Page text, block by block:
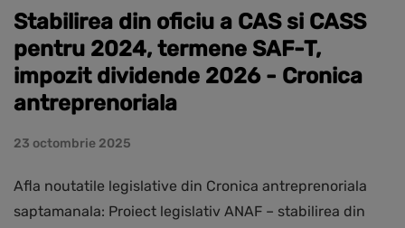
Stabilirea din oficiu a CAS si CASS
pentru 2024, termene SAF-T,
impozit dividende 2026 - Cronica
antreprenoriala
23 octombrie 2025
Afla noutatile legislative din Cronica antreprenoriala
saptamanala: Proiect legislativ ANAF – stabilirea din